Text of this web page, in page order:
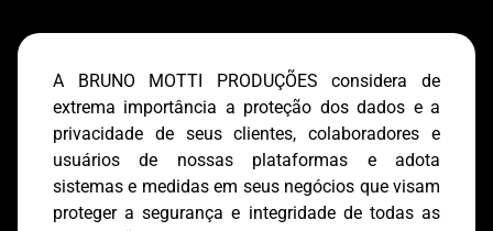
A BRUNO MOTTI PRODUÇÕES considera de
extrema importância a proteção dos dados e a
privacidade de seus clientes, colaboradores e
usuários de nossas plataformas e adota
sistemas e medidas em seus negócios que visam
proteger a segurança e integridade de todas as